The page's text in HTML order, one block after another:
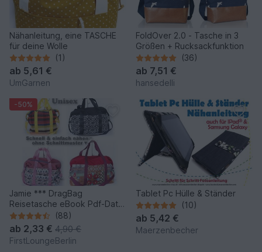
Nähanleitung, eine TASCHE
für deine Wolle
(1)
ab 5,61 €
UmGarnen
FoldOver 2.0 - Tasche in 3
Größen + Rucksackfunktion
(36)
ab 7,51 €
hansedelli
-50%
Jamie *** DragBag
Reisetasche eBook Pdf-Datei
Nähanleitung! Expressnähen
ohne Schnittmuster-Ausdruck
in 4 Größen S-XL
firstloungeberlin
(88)
ab 2,33 € 4,90 €
FirstLoungeBerlin
Tablet Pc Hülle & Ständer
(10)
ab 5,42 €
Maerzenbecher